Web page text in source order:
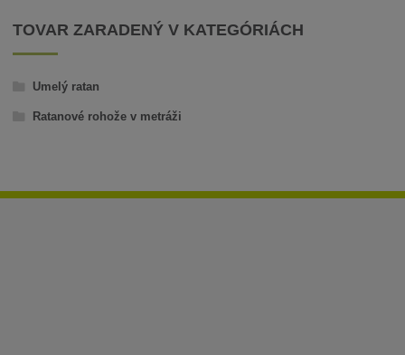
TOVAR ZARADENÝ V KATEGÓRIÁCH
Umelý ratan
Ratanové rohože v metráži